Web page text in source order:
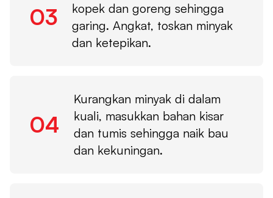
03
kopek dan goreng sehingga
garing. Angkat, toskan minyak
dan ketepikan.
04
Kurangkan minyak di dalam
kuali, masukkan bahan kisar
dan tumis sehingga naik bau
dan kekuningan.